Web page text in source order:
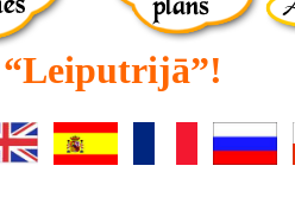
“Leiputrijā”!